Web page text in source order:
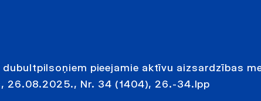
pieejamie aktīvu aizsardzības
26.08.2025., Nr. 34 (1404), 26.-34.lpp